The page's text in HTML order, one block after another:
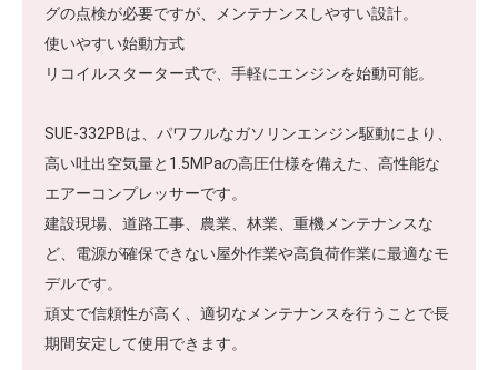
グの点検が必要ですが、メンテナンスしやすい設計。
使いやすい始動方式
リコイルスターター式で、手軽にエンジンを始動可能。
SUE-332PBは、パワフルなガソリンエンジン駆動により、
高い吐出空気量と1.5MPaの高圧仕様を備えた、高性能な
エアーコンプレッサーです。
建設現場、道路工事、農業、林業、重機メンテナンスな
ど、電源が確保できない屋外作業や高負荷作業に最適なモ
デルです。
頑丈で信頼性が高く、適切なメンテナンスを行うことで長
期間安定して使用できます。